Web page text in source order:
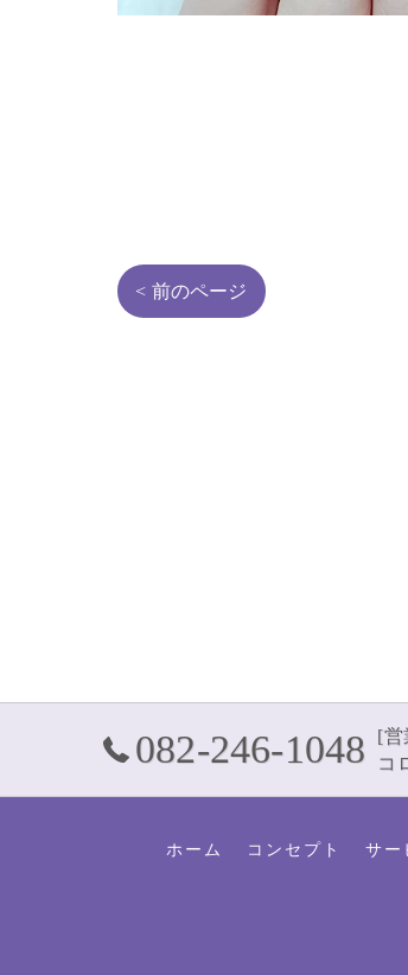
< 前のページ
082-246-1048
[営
コ
ホーム コンセプト サー